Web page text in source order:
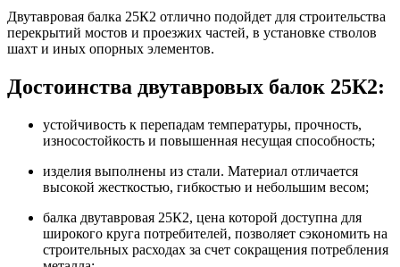
Двутавровая балка 25К2 отлично подойдет для строительства
перекрытий мостов и проезжих частей, в установке стволов
шахт и иных опорных элементов.
Достоинства двутавровых балок 25К2:
устойчивость к перепадам температуры, прочность,
износостойкость и повышенная несущая способность;
изделия выполнены из стали. Материал отличается
высокой жесткостью, гибкостью и небольшим весом;
балка двутавровая 25К2, цена которой доступна для
широкого круга потребителей, позволяет сэкономить на
строительных расходах за счет сокращения потребления